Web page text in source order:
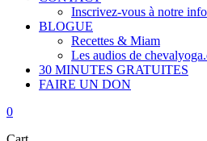
Inscrivez-vous à notre
BLOGUE
Recettes & Miam
Les audios de
30 MINUTES GRATUITES
FAIRE UN DON
0